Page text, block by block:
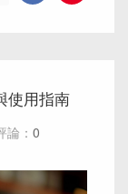
使用指南
論： 0